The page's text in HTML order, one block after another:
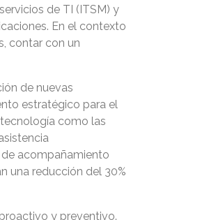
de TI (ITSM) y
En el contexto
contar con un
de nuevas
estratégico para el
como las
de acompañamiento
una reducción del 30%
proactivo y preventivo.